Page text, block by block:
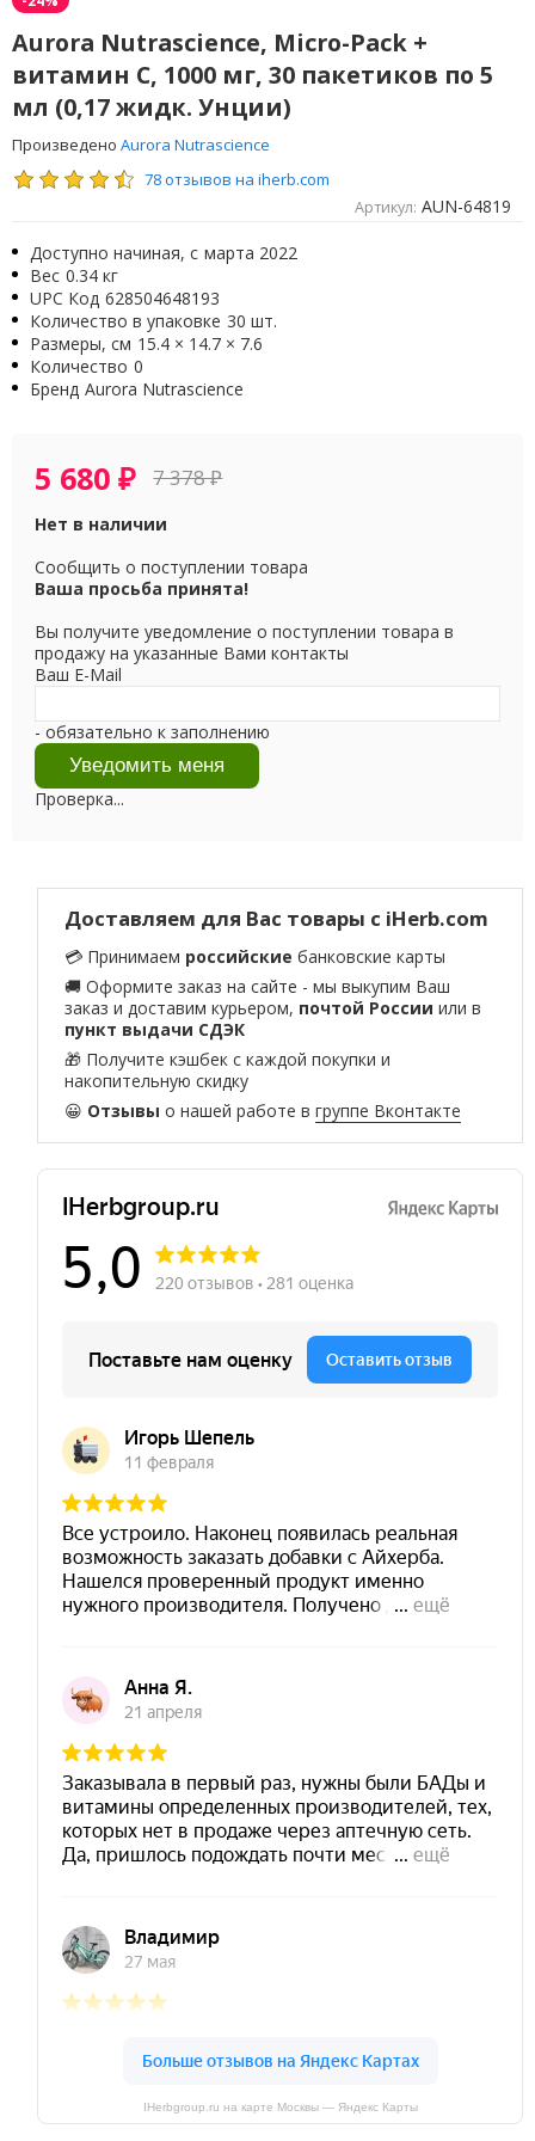
Aurora Nutrascience, Micro-Pack +
витамин C, 1000 мг, 30 пакетиков по 5
мл (0,17 жидк. Унции)
Произведено Aurora Nutrascience
78 отзывов на iherb.com
Артикул: AUN-64819
Доступно начиная, с марта 2022
Вес 0.34 кг
UPC Код 628504648193
Количество в упаковке 30 шт.
Размеры, см 15.4 × 14.7 × 7.6
Количество 0
Бренд Aurora Nutrascience
5 680₽ 7 378₽
Нет в наличии
Сообщить о поступлении товара
Ваша просьба принята!
Вы получите уведомление о поступлении товара в
продажу на указанные Вами контакты
Ваш E-Mail
- обязательно к заполнению
Проверка...
Доставляем для Вас товары с iHerb.com
💳 Принимаем российские банковские карты
🚚 Оформите заказ на сайте - мы выкупим Ваш
заказ и доставим курьером, почтой России или в
пункт выдачи СДЭК
🎁 Получите кэшбек с каждой покупки и
накопительную скидку
😀 Отзывы о нашей работе вгруппе Вконтакте
IHerbgroup.ru на карте Москвы — Яндекс Карты